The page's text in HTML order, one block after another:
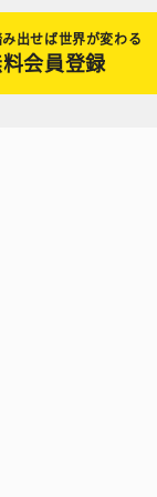
出せば世界が変わる
会員登録